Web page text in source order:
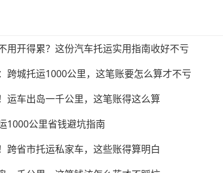
用开得累？这份汽车托运实用指南收好不亏
跨城托运1000公里，这笔账要怎么算才不亏
运车出岛一千公里，这笔账得这么算
1000公里省钱避坑指南
跨省市托运私家车，这些账得算明白